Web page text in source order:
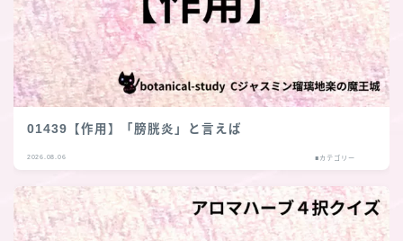
01439【作用】「膀胱炎」と言えば
2026.08.06 ■カテゴリー